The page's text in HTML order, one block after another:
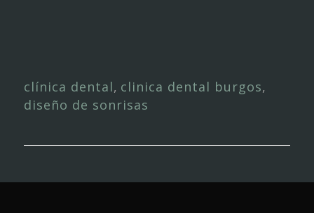
clínica dental, clinica dental burgos,
diseño de sonrisas